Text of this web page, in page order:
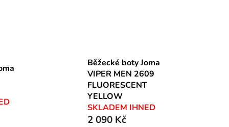
Běžecké boty Joma
VIPER MEN 2609
FLUORESCENT
YELLOW
SKLADEM IHNED
2 090 Kč